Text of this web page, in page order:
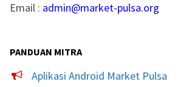
Email : admin@market-pulsa.org
PANDUAN MITRA
Aplikasi Android Market Pulsa